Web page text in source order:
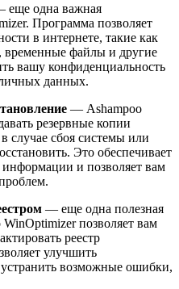
еще одна важная
Программа позволяет
в интернете, такие как
временные файлы и другие
вашу конфиденциальность
данных.
— Ashampoo
резервные копии
случае сбоя системы или
Это обеспечивает
и позволяет вам
— еще одна полезная
позволяет вам
реестр
улучшить
возможные ошибки,